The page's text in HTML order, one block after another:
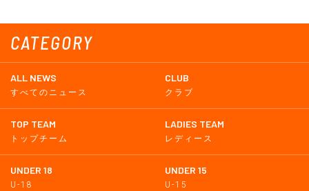
CATEGORY
ALL NEWS
すべてのニュース
CLUB
クラブ
TOP TEAM
トップチーム
LADIES TEAM
レディース
UNDER 18
U-18
UNDER 15
U-15